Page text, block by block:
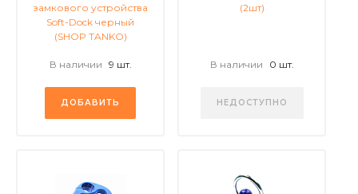
замкового устройства
Soft-Dock черный
(SHOP TANKO)
В наличии 9 шт.
ДОБАВИТЬ
(2шт)
В наличии 0 шт.
НЕДОСТУПНО